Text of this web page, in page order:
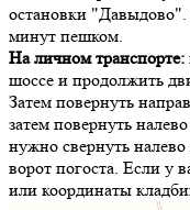
остановки "Давыдово".
минут пешком.
На личном транспорте:
шоссе и продолжить
Затем повернуть
затем повернуть
нужно свернуть
ворот погоста. Если у
или координаты